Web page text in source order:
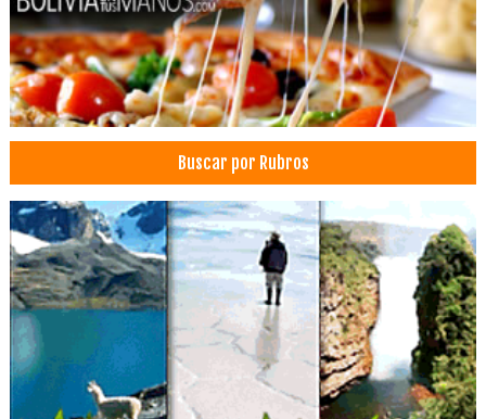
Bebidas
Botox
Medicina Estética
Plasma rico en plaquetas
Tratamientos con Láser
Fisioterapia Integral
Fisioterapia
Kinesiología
Consultorios Médicos
Consultorio dermatológico
Dermatólogos
Médicos Dermatólogos
Buscar por Rubros